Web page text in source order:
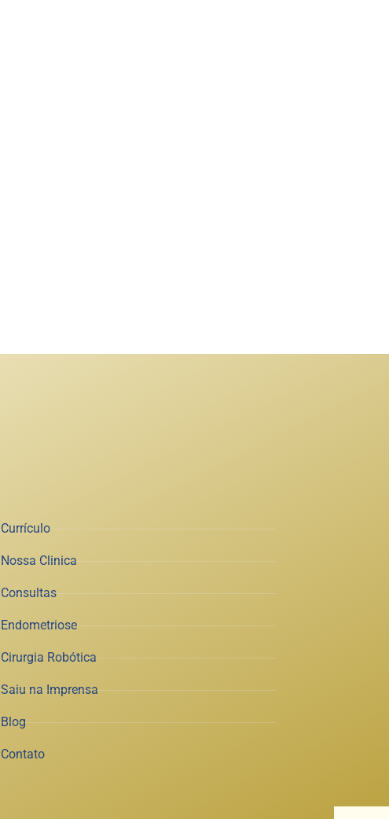
Currículo
Nossa Clinica
Consultas
Endometriose
Cirurgia Robótica
Saiu na Imprensa
Blog
Contato